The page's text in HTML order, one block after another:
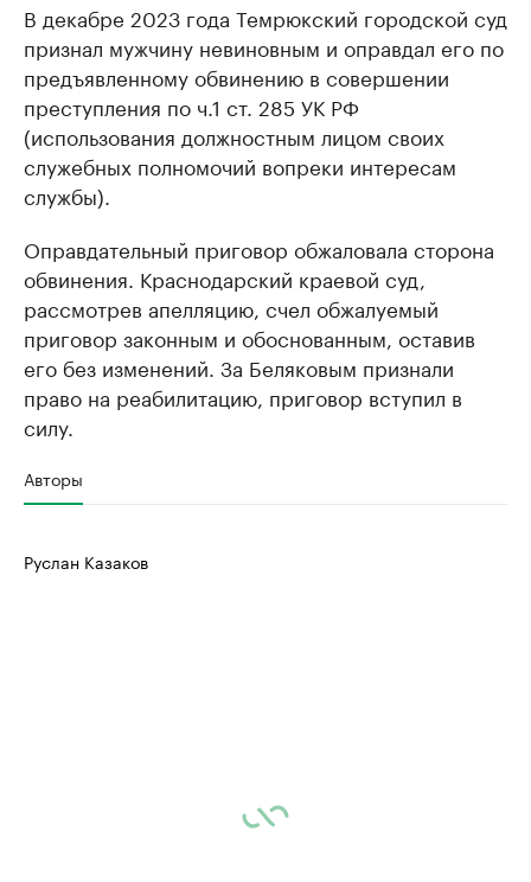
В декабре 2023 года Темрюкский городской суд
признал мужчину невиновным и оправдал его по
предъявленному обвинению в совершении
преступления по ч.1 ст. 285 УК РФ
(использования должностным лицом своих
служебных полномочий вопреки интересам
службы).
Оправдательный приговор обжаловала сторона
обвинения. Краснодарский краевой суд,
рассмотрев апелляцию, счел обжалуемый
приговор законным и обоснованным, оставив
его без изменений. За Беляковым признали
право на реабилитацию, приговор вступил в
силу.
Авторы
Руслан Казаков